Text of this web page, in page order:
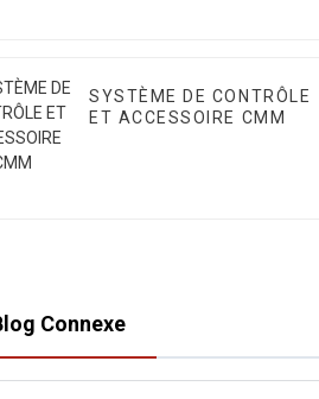
SYSTÈME DE CONTRÔLE
ET ACCESSOIRE CMM
Connexe